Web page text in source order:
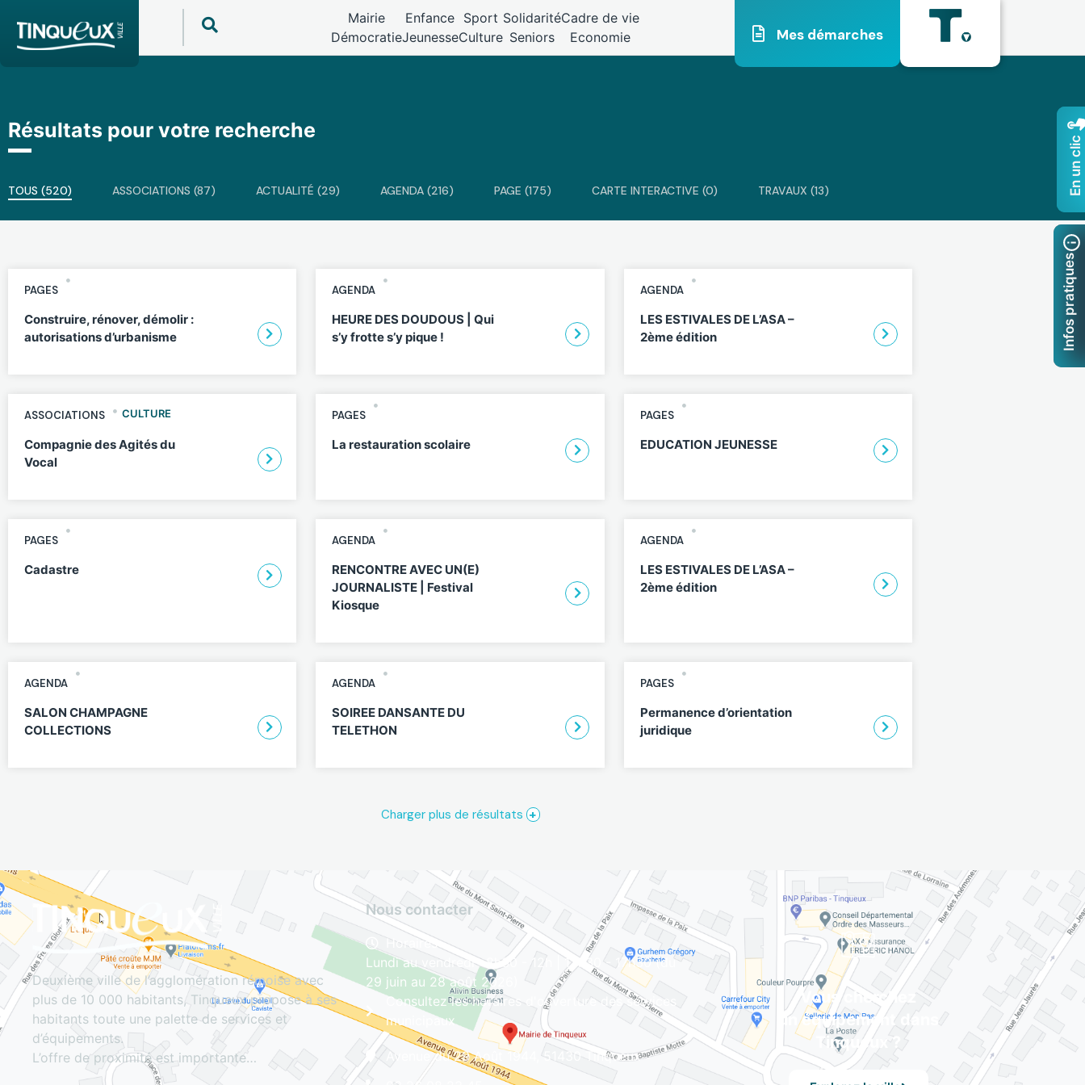
Mairie
Démocratie
Enfance
Jeunesse
Sport
Culture
Solidarité
Seniors
Cadre de vie
Economie
Mes démarches
Résultats pour votre recherche
TOUS (520) ASSOCIATIONS (87) ACTUALITÉ (29) AGENDA (216) PAGE (175) CARTE INTERACTIVE (0) TRAVAUX (13)
PAGES
Construire, rénover, démolir :
autorisations d’urbanisme
AGENDA
HEURE DES DOUDOUS | Qui
s’y frotte s’y pique !
AGENDA
LES ESTIVALES DE L’ASA –
2ème édition
ASSOCIATIONS CULTURE
Compagnie des Agités du
Vocal
PAGES
La restauration scolaire
PAGES
EDUCATION JEUNESSE
PAGES
Cadastre
AGENDA
RENCONTRE AVEC UN(E)
JOURNALISTE | Festival
Kiosque
AGENDA
LES ESTIVALES DE L’ASA –
2ème édition
AGENDA
SALON CHAMPAGNE
COLLECTIONS
AGENDA
SOIREE DANSANTE DU
TELETHON
PAGES
Permanence d’orientation
juridique
Charger plus de résultats +
Deuxième ville de l’agglomération rémoise avec
plus de 10 000 habitants, Tinqueux propose à ses
habitants toute une palette de services et
d’équipements.
L’offre de proximité est importante…
Nous contacter
Horaires
Lundi au vendredi : 8h30 - 12h | 13h30 - 17h30 (du
29 juin au 28 août 2026)
Consultez les horaires d'ouverture des services
municipaux
Avenue du 29 Août 1944, 51430 Tinqueux
Vous cherchez
un équipement dans
Tinqueux ?
En un clic
Infos pratiques